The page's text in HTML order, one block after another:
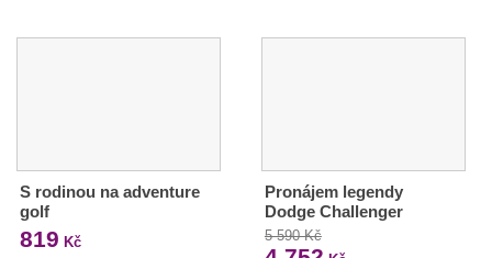
S rodinou na adventure
golf
819 Kč
Pronájem legendy
Dodge Challenger
5 590 Kč